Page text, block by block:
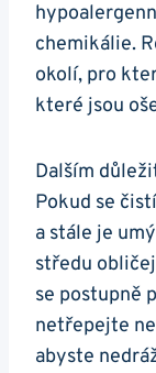
chemikálie.
okolí, pro
které jsou
Dalším
Pokud⁣ se
a stále je
středu
se postupně
netřepejte
abyste